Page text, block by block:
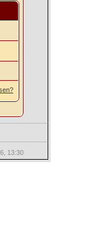
13:30